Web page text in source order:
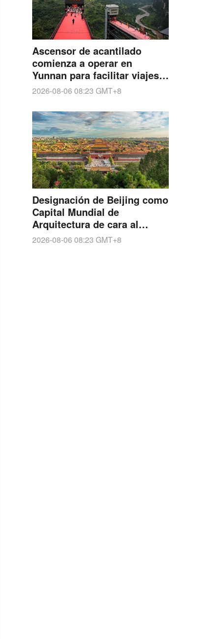
Ascensor de acantilado
comienza a operar en
Yunnan para facilitar viajes
de estudiantes a escuelas
2026-08-06 08:23 GMT+8
Designación de Beijing como
Capital Mundial de
Arquitectura de cara al
Congreso Mundial de
2026-08-06 08:23 GMT+8